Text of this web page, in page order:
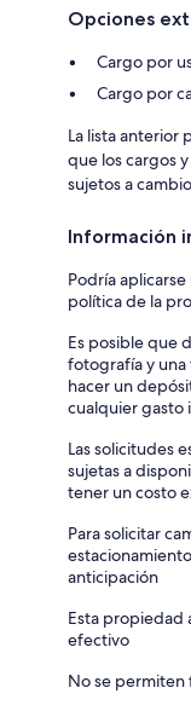
Opciones
Cargo por
Cargo por
La lista anterior
que los cargos
sujetos a
Información
Podría
política de la
Es posible que
fotografía y
hacer un
cualquier gasto
Las solicitudes
sujetas a
tener un costo
Para solicitar
anticipación
Esta propiedad
efectivo
No se permiten